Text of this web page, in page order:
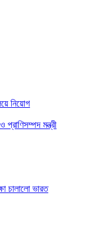
নিয়োগ
মন্ত্রী
চালালো ভারত